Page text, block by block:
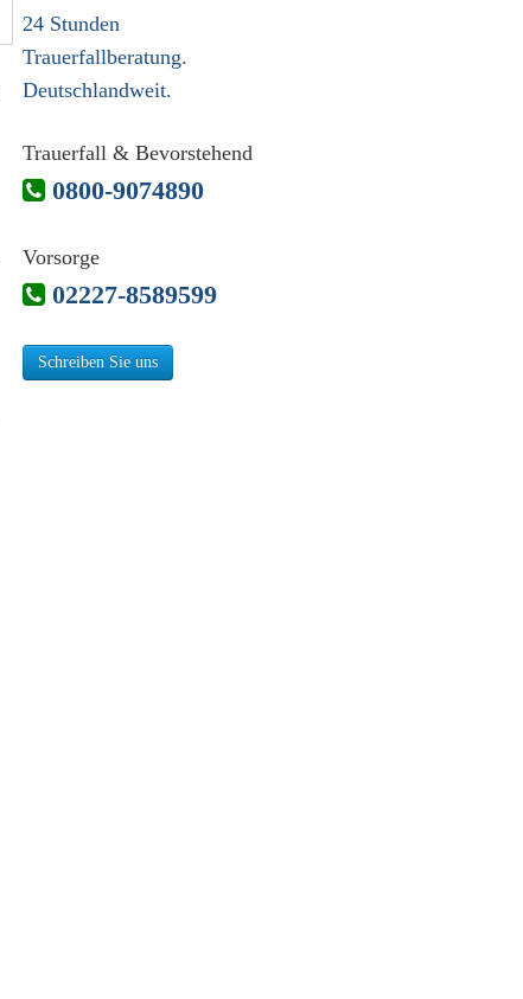
24 Stunden
Trauerfallberatung.
Deutschlandweit.
Trauerfall & Bevorstehend
0800-9074890
Vorsorge
02227-8589599
Schreiben Sie uns